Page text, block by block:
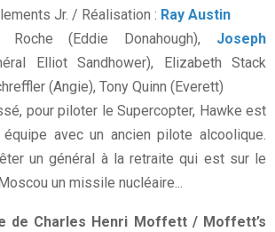
Jr. / Réalisation : Ray Austin
(Eddie Donahough), Joseph
Elliot Sandhower), Elizabeth Stack
(Angie), Tony Quinn (Everett)
pour piloter le Supercopter, Hawke est
avec un ancien pilote alcoolique.
un général à la retraite qui est sur le
un missile nucléaire...
de Charles Henri Moffett / Moffett’s